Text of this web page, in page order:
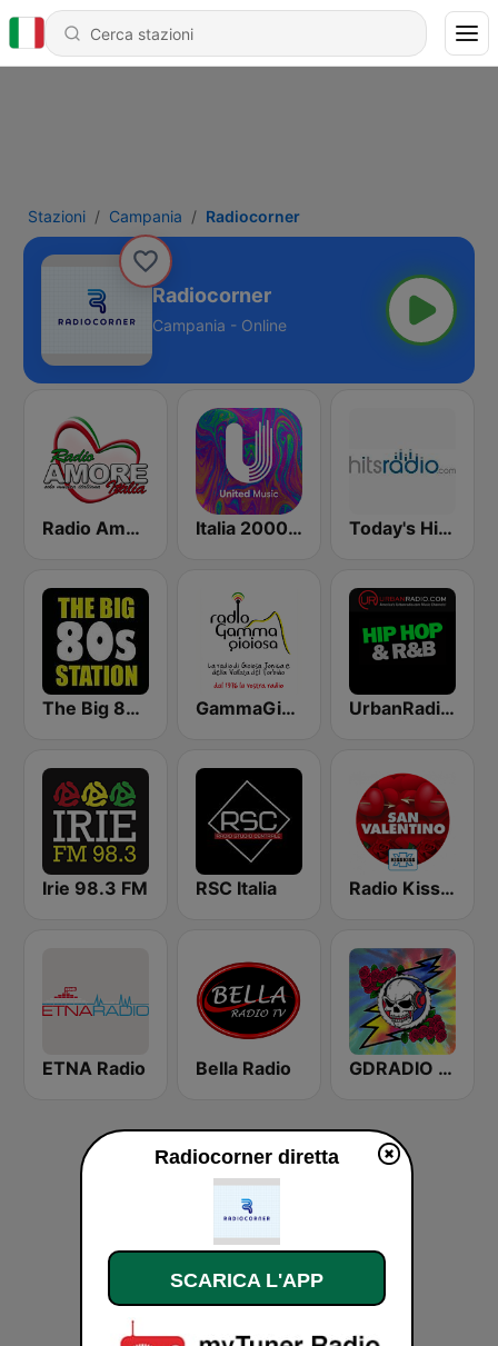
Stazioni Campania Radiocorner
Radiocorner
Campania - Online
Radio Amore Italia Italia 2000 - United Music Today's Hits Radio
The Big 80s Station GammaGioiosa Italian Songs Radio UrbanRadio - Hip Hop & RnB
Irie 98.3 FM RSC Italia Radio Kiss Kiss Ran Valentino
ETNA Radio Bella Radio GDRADIO - Grateful Dead Radio
Radiocorner diretta
SCARICA L'APP